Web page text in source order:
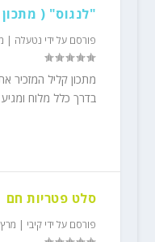
"לנגוס" ( מתכון
פורסם על ידי נטעלה |
מתכון קליל המזכיר
בדרך כלל מלוח ומגיע
סלט פטריות חם
פורסם על ידי קיבי | מרץ 1, 2018